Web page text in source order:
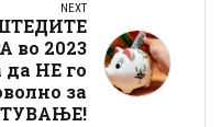
NEXT
во 2023
да НЕ го
за